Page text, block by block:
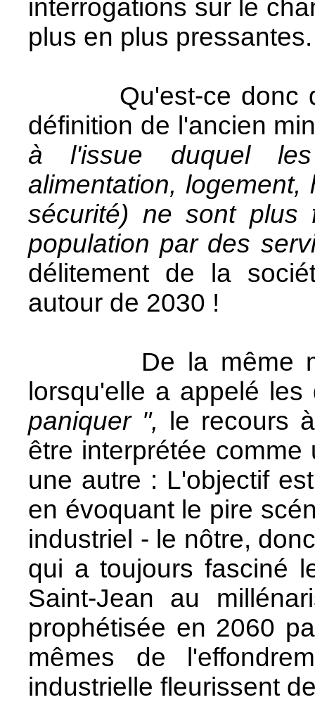
interrogations sur le
plus en plus pressantes.
Qu'est-ce donc
définition de l'ancien
à l'issue duquel
alimentation, logement,
sécurité) ne sont
population par des
délitement de la
autour de 2030 !
De la même
lorsqu'elle a appelé
paniquer ", le recours
être interprétée
une autre : L'objectif
en évoquant le pire
industriel - le nôtre,
qui a toujours fasciné
Saint-Jean au
prophétisée en 2060
mêmes de
industrielle fleurissent